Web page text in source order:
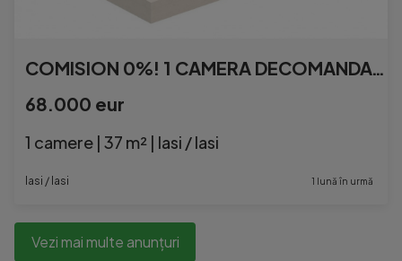
COMISION 0%! 1 CAMERA DECOMANDAT BLOC NOU MALL MOLDOVA
68.000 eur
1 camere | 37 m² | Iasi / Iasi
Iasi / Iasi 1 lună în urmă
Vezi mai multe anunțuri